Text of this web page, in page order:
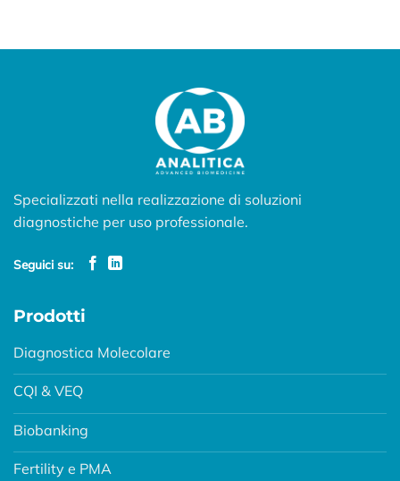
Specializzati nella realizzazione di soluzioni
diagnostiche per uso professionale.
Seguici su:
Prodotti
Diagnostica Molecolare
CQI & VEQ
Biobanking
Fertility e PMA